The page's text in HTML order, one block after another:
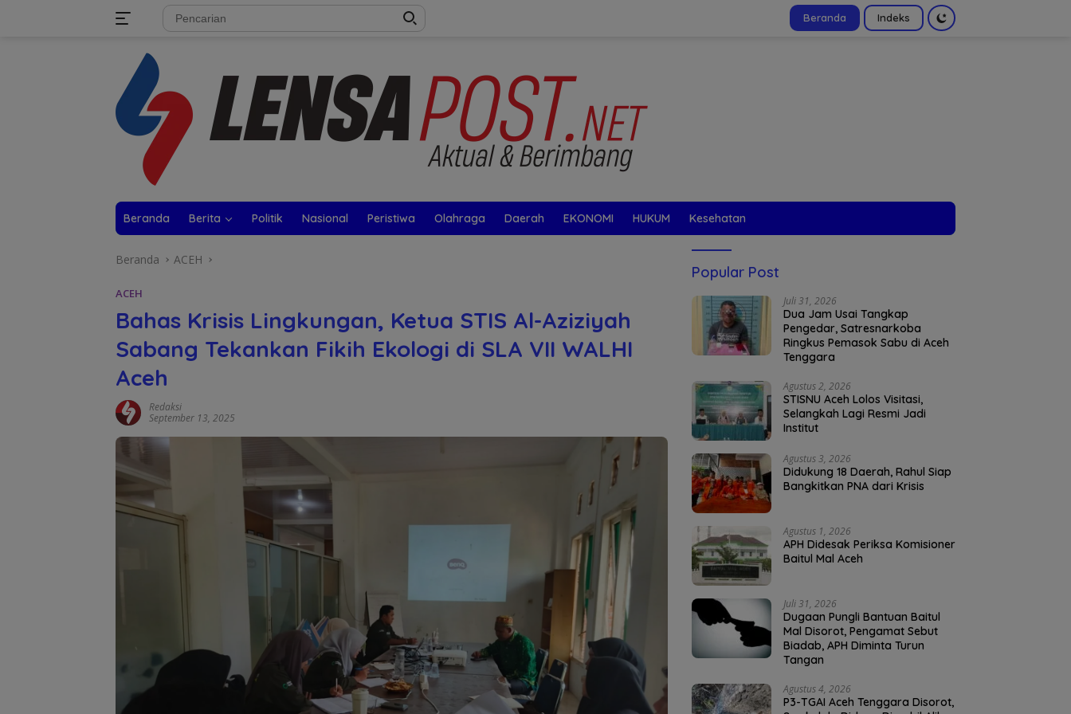
Beranda Indeks
Beranda Berita Politik Nasional Peristiwa Olahraga Daerah EKONOMI HUKUM Kesehatan
Beranda ACEH
ACEH
Bahas Krisis Lingkungan, Ketua STIS Al-Aziziyah
Sabang Tekankan Fikih Ekologi di SLA VII WALHI
Aceh
Redaksi
September 13, 2025
Popular Post
Juli 31, 2026
Dua Jam Usai Tangkap
Pengedar, Satresnarkoba
Ringkus Pemasok Sabu di Aceh
Tenggara
Agustus 2, 2026
STISNU Aceh Lolos Visitasi,
Selangkah Lagi Resmi Jadi
Institut
Agustus 3, 2026
Didukung 18 Daerah, Rahul Siap
Bangkitkan PNA dari Krisis
Agustus 1, 2026
APH Didesak Periksa Komisioner
Baitul Mal Aceh
Juli 31, 2026
Dugaan Pungli Bantuan Baitul
Mal Disorot, Pengamat Sebut
Biadab, APH Diminta Turun
Tangan
Agustus 4, 2026
P3-TGAI Aceh Tenggara Disorot,